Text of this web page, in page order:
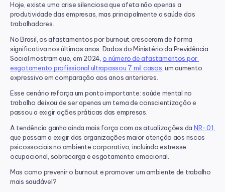
Hoje, existe uma crise silenciosa que afeta não apenas a
produtividade das empresas, mas principalmente a saúde dos
trabalhadores.
No Brasil, os afastamentos por burnout cresceram de forma
significativa nos últimos anos. Dados do Ministério da Previdência
Social mostram que, em 2024, o número de afastamentos por
esgotamento profissional ultrapassou 7 mil casos , um aumento
expressivo em comparação aos anos anteriores.
Esse cenário reforça um ponto importante: saúde mental no
trabalho deixou de ser apenas um tema de conscientização e
passou a exigir ações práticas das empresas.
A tendência ganha ainda mais força com as atualizações da NR-01,
que passam a exigir das organizações maior atenção aos riscos
psicossociais no ambiente corporativo, incluindo estresse
ocupacional, sobrecarga e esgotamento emocional.
Mas como prevenir o burnout e promover um ambiente de trabalho
mais saudável?